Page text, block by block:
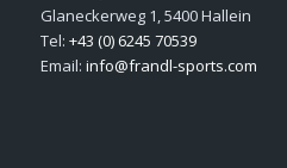
Glaneckerweg 1, 5400 Hallein
Tel: +43 (0) 6245 70539
Email: info@frandl-sports.com